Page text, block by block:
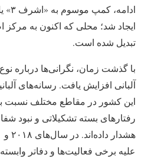
ایجاد شد؛ محلی که اکنون به
تبدیل شده است.
با گذشت زمان، نگرانی‌ها درباره
آلبانی افزایش یافت. رسانه‌های
این کشور در مقاطع مختلف نسبت
رفتارهای بسته تشکیلاتی و نبود
علیه برخی فعالیت‌ها و دفاتر